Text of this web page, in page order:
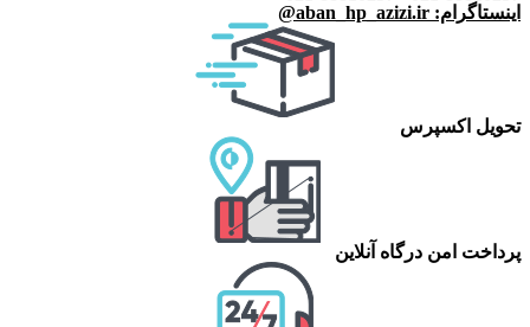
اینستاگرام: aban_hp_azizi.ir@
تحویل اکسپرس
پرداخت امن درگاه آنلاین